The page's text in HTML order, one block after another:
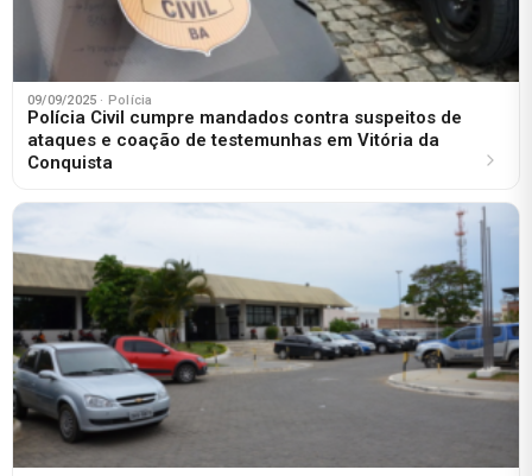
09/09/2025 · Polícia
Polícia Civil cumpre mandados contra suspeitos de
ataques e coação de testemunhas em Vitória da
Conquista